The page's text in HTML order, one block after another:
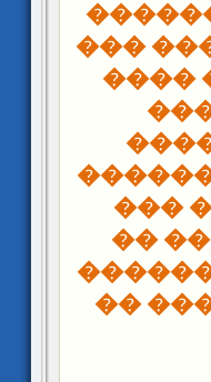
���
����
���
����� ��
���